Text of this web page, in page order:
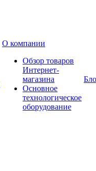
О компании
Обзор товаров
Интернет-
магазина
Основное
технологическое
оборудование